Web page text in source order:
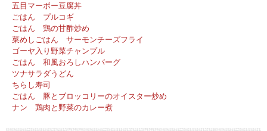
五目マーボー豆腐丼
ごはん プルコギ
ごはん 鶏の甘酢炒め
菜めしごはん サーモンチーズフライ
ゴーヤ入り野菜チャンプル
ごはん 和風おろしハンバーグ
ツナサラダうどん
ちらし寿司
ごはん 豚とブロッコリーのオイスター炒め
ナン 鶏肉と野菜のカレー煮